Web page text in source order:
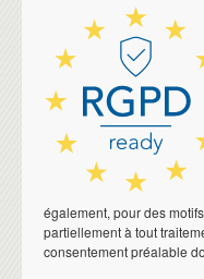
également, pour des
partiellement à tout
consentement préalable